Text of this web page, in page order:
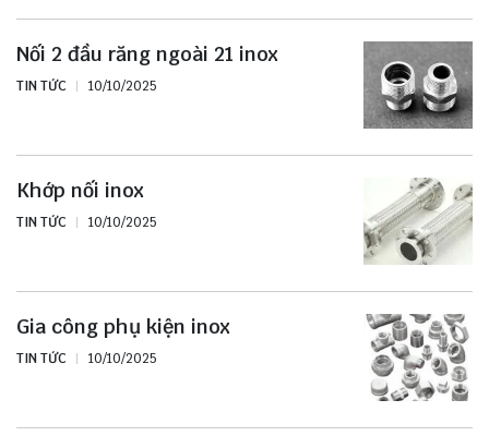
Nối 2 đầu răng ngoài 21 inox
TIN TỨC 10/10/2025
Khớp nối inox
TIN TỨC 10/10/2025
Gia công phụ kiện inox
TIN TỨC 10/10/2025